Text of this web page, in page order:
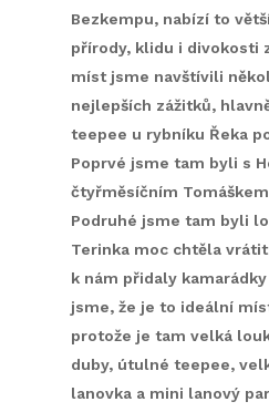
Bezkempu, nabízí to
přírody, klidu i divokosti
míst jsme navštívili
nejlepších zážitků,
teepee u rybníku Řeka
Poprvé jsme tam byli s
čtyřměsíčním
Podruhé jsme tam byli
Terinka moc chtěla
k nám přidaly
jsme, že je to ideální
protože je tam velká
duby, útulné teepee,
lanovka a mini lanový